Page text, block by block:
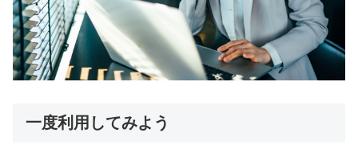
一度利用してみよう